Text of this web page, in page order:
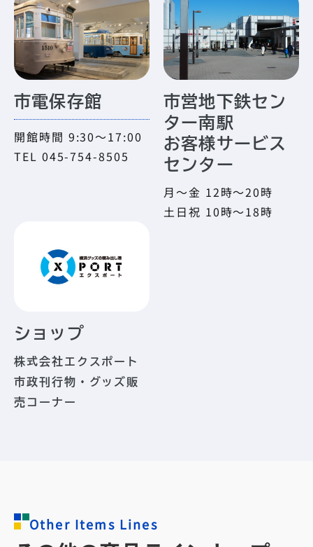
市電保存館
開館時間 9:30〜17:00
TEL 045-754-8505
市営地下鉄セン
ター南駅
お客様サービス
センター
月～金 12時～20時
土日祝 10時～18時
ショップ
株式会社エクスポート
市政刊行物・グッズ販
売コーナー
Other Items Lines